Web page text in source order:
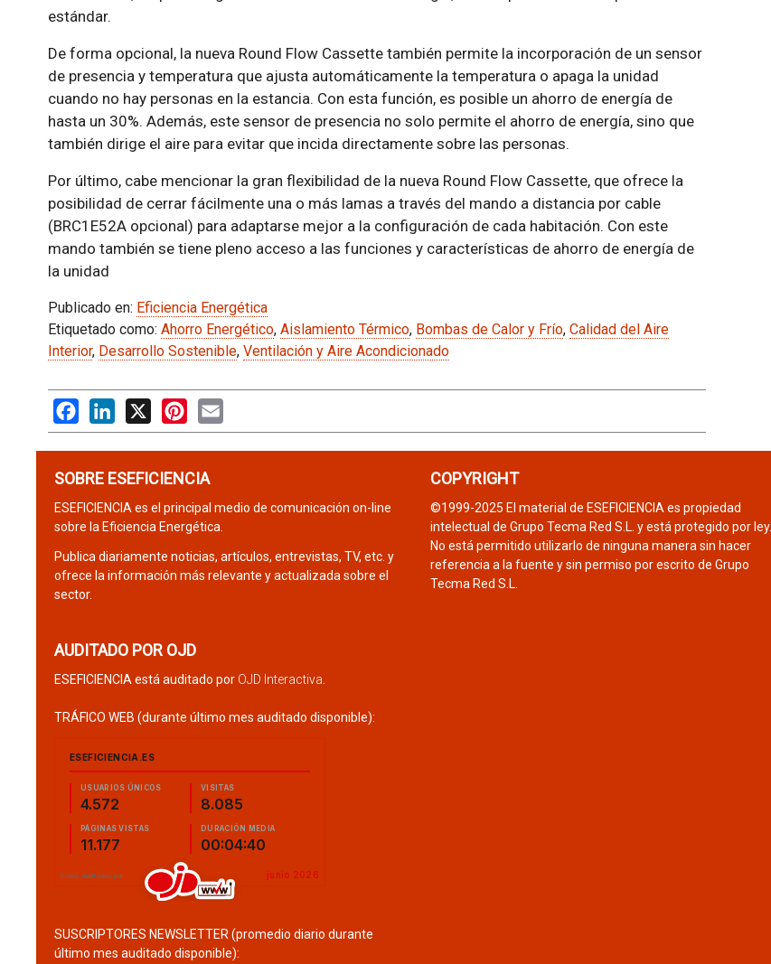
estándar.
De forma opcional, la nueva Round Flow Cassette también permite la incorporación de un sensor
de presencia y temperatura que ajusta automáticamente la temperatura o apaga la unidad
cuando no hay personas en la estancia. Con esta función, es posible un ahorro de energía de
hasta un 30%. Además, este sensor de presencia no solo permite el ahorro de energía, sino que
también dirige el aire para evitar que incida directamente sobre las personas.
Por último, cabe mencionar la gran flexibilidad de la nueva Round Flow Cassette, que ofrece la
posibilidad de cerrar fácilmente una o más lamas a través del mando a distancia por cable
(BRC1E52A opcional) para adaptarse mejor a la configuración de cada habitación. Con este
mando también se tiene pleno acceso a las funciones y características de ahorro de energía de
la unidad
Publicado en: Eficiencia Energética
Etiquetado como: Ahorro Energético, Aislamiento Térmico, Bombas de Calor y Frío, Calidad del Aire
Interior, Desarrollo Sostenible, Ventilación y Aire Acondicionado
FacebookLinkedIn
X PinterestEmail
SOBRE ESEFICIENCIA
ESEFICIENCIA es el principal medio de comunicación on-line
sobre la Eficiencia Energética.
Publica diariamente noticias, artículos, entrevistas, TV, etc. y
ofrece la información más relevante y actualizada sobre el
sector.
AUDITADO POR OJD
ESEFICIENCIA está auditado por OJD Interactiva
TRÁFICO WEB (durante último mes auditado disponible):
SUSCRIPTORES NEWSLETTER (promedio diario durante
último mes auditado disponible):
COPYRIGHT
©1999-2025 El material de ESEFICIENCIA es propiedad
intelectual de Grupo Tecma Red S.L. y está protegido por ley.
No está permitido utilizarlo de ninguna manera sin hacer
referencia a la fuente y sin permiso por escrito de Grupo
Tecma Red S.L.